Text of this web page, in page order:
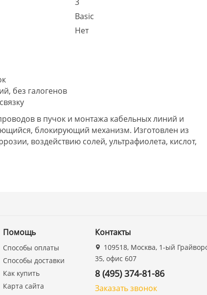
Basic
Нет
без галогенов
в пучок и монтажа кабельных линий и
блокирующий механизм. Изготовлен из
воздействию солей, ультрафиолета, кислот,
Помощь
Способы оплаты
Способы доставки
Как купить
Карта сайта
Контакты
109518, Москва, 1-ый
35, офис 607
8 (495) 374-81-86
Заказать звонок